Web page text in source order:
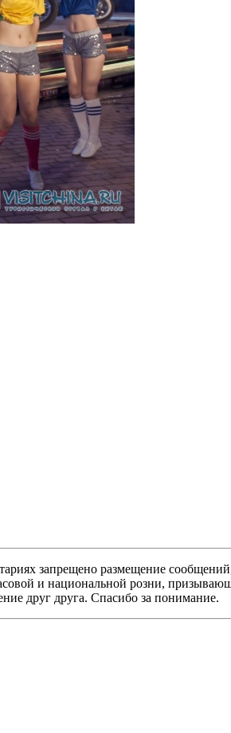
запрещено размещение
и национальной розни,
друг друга. Спасибо за понимание.